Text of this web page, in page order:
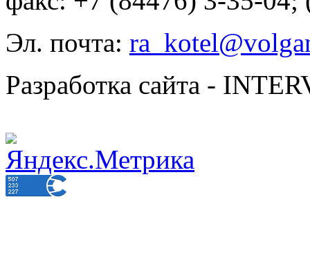
Эл. почта:
Разработка сайта -